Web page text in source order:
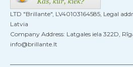
LTD "Brillante", LV40103164585, Legal
Latvia
Company Address: Latgales iela 322D,
info@brillante.lt